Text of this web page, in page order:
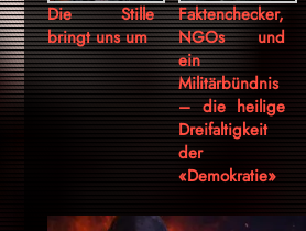
Die Stille
bringt uns um
Faktenchecker,
NGOs und
ein
Militärbündnis
– die heilige
Dreifaltigkeit
der
«Demokratie»